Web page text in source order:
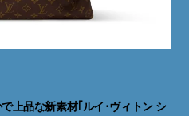
上品な新素材｢ルイ･ヴィトン シ